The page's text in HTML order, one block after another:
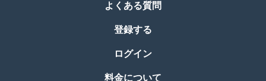
よくある質問
登録する
ログイン
料金について